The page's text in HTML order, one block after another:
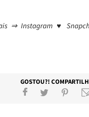
⇒ Instagram ♥
GOSTOU?!